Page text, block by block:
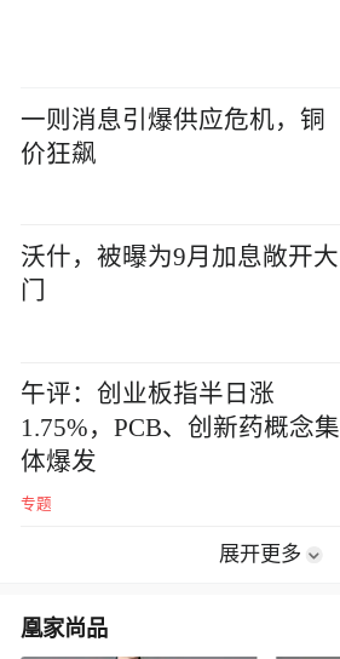
一则消息引爆供应危机，铜
价狂飙
沃什，被曝为9月加息敞开大
门
午评：创业板指半日涨
1.75%，PCB、创新药概念集
体爆发
专题
展开更多
凰家尚品